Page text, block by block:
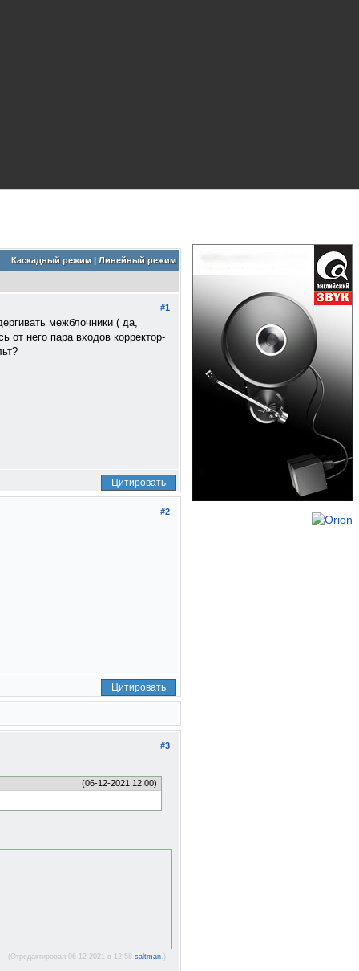
Каскадный режим| Линейный режим
#1
межблочники ( да,
от него пара входов корректор-
Цитировать
#2
Цитировать
#3
(06-12-2021 12:00)
(Отредактировал 06-12-2021 в 12:58 saltman.)